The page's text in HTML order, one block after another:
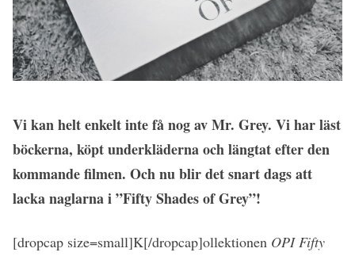
Vi kan helt enkelt inte få nog av Mr. Grey. Vi har läst
böckerna, köpt underkläderna och längtat efter den
kommande filmen. Och nu blir det snart dags att
lacka naglarna i ”Fifty Shades of Grey”!
[dropcap size=small]K[/dropcap]ollektionen OPI Fifty